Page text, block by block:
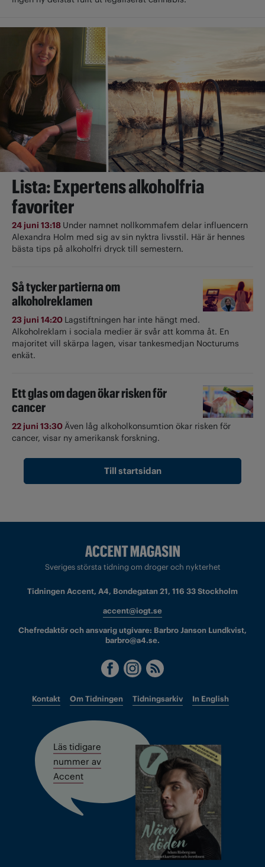
Lista: Expertens alkoholfria
favoriter
24 juni 13:18 Under namnet nollkommafem delar influencern
Alexandra Holm med sig av sin nyktra livsstil. Här är hennes
bästa tips på alkoholfri dryck till semestern.
Så tycker partierna om
alkoholreklamen
23 juni 14:20 Lagstiftningen har inte hängt med.
Alkoholreklam i sociala medier är svår att komma åt. En
majoritet vill skärpa lagen, visar tankesmedjan Nocturums
enkät.
Ett glas om dagen ökar risken för
cancer
22 juni 13:30Även låg alkoholkonsumtion ökar risken för
cancer, visar ny amerikansk forskning.
Till startsidan
Sveriges största tidning om droger och nykterhet
Tidningen Accent, A4, Bondegatan 21, 116 33 Stockholm
accent@iogt.se
Chefredaktör och ansvarig utgivare: Barbro Janson Lundkvist,
barbro@a4.se.
Kontakt Om Tidningen Tidningsarkiv In English
Läs tidigare
nummer av
Accent